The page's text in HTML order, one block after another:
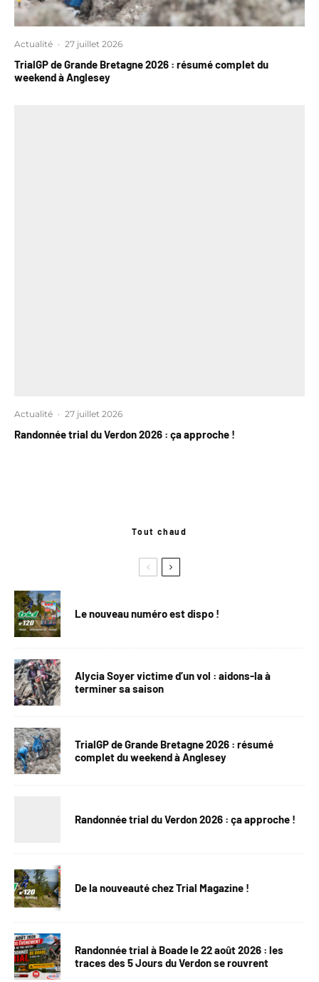
Actualité · 27 juillet 2026
TrialGP de Grande Bretagne 2026 : résumé complet du
weekend à Anglesey
Actualité · 27 juillet 2026
Randonnée trial du Verdon 2026 : ça approche !
Tout chaud
Le nouveau numéro est dispo !
Alycia Soyer victime d’un vol : aidons-la à
terminer sa saison
TrialGP de Grande Bretagne 2026 : résumé
complet du weekend à Anglesey
Randonnée trial du Verdon 2026 : ça approche !
De la nouveauté chez Trial Magazine !
Randonnée trial à Boade le 22 août 2026 : les
traces des 5 Jours du Verdon se rouvrent